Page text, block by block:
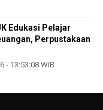
Edukasi Pelajar
Perpustakaan
- 13:53:08 WIB